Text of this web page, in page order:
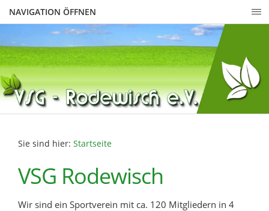
NAVIGATION ÖFFNEN
Sie sind hier: Startseite
VSG Rodewisch
Wir sind ein Sportverein mit ca. 120 Mitgliedern in 4